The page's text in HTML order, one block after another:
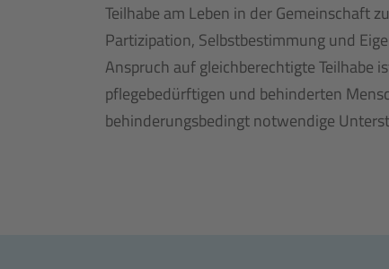
Teilhabe am Leben in der Gemeinschaft
Partizipation, Selbstbestimmung und
Anspruch auf gleichberechtigte Teilhabe
pflegebedürftigen und behinderten
behinderungsbedingt notwendige